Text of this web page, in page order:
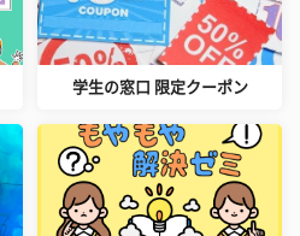
学生の窓口 限定クーポン